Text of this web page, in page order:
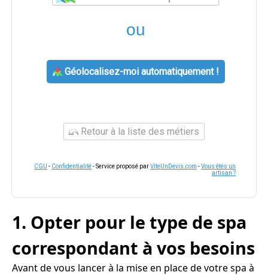
ou
Géolocalisez-moi automatiquement !
Retour à la liste des métiers
CGU - Confidentialité- Service proposé parViteUnDevis.com -Vous êtes un
artisan ?
1. Opter pour le type de spa
correspondant à vos besoins
Avant de vous lancer à la mise en place de votre spa à